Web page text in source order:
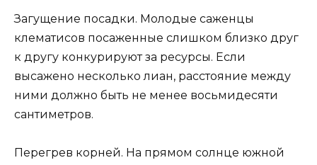
Загущение посадки. Молодые саженцы
клематисов посаженные слишком близко друг
к другу конкурируют за ресурсы. Если
высажено несколько лиан, расстояние между
ними должно быть не менее восьмидесяти
сантиметров.
Перегрев корней. На прямом солнце южной